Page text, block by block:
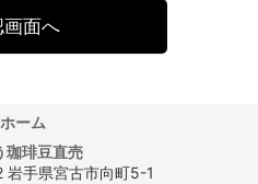
面へ
ホーム
手県宮古市向町5-1